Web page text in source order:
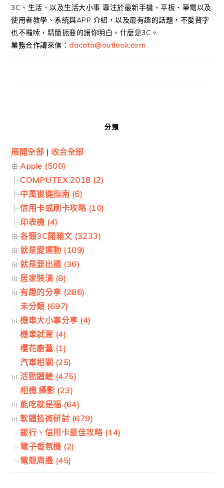
3C、生活、以及生活大小事 專注於最新手機、平板、筆電以及
使用者教學、系統與APP 介紹，以及最有趣的話題，不愛贅字
也不囉嗦，精簡扼要的讓你明白，什麼是3C。
業務合作請來信： dacota@outlook.com
分類
展開全部 | 收合全部
Apple (500)
COMPUTEX 2018 (2)
中風復健指南 (6)
信用卡或刷卡攻略 (10)
印表機 (4)
各類3C開箱文 (3233)
就是愛運動 (109)
就是要出國 (36)
居家裝潢 (8)
有趣的分享 (286)
未分類 (697)
機車大小事分享 (4)
機車試駕 (4)
櫻花廚藝 (1)
汽車相關 (25)
活動體驗 (475)
相機.攝影 (23)
能吃就是福 (64)
軟體技術研討 (679)
銀行、信用卡最佳攻略 (14)
電子香氛機 (2)
電競周邊 (45)